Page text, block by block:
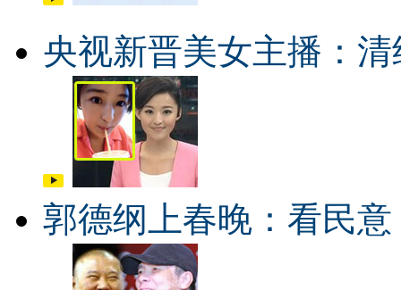
央视新晋美女主播：清
郭德纲上春晚：看民意